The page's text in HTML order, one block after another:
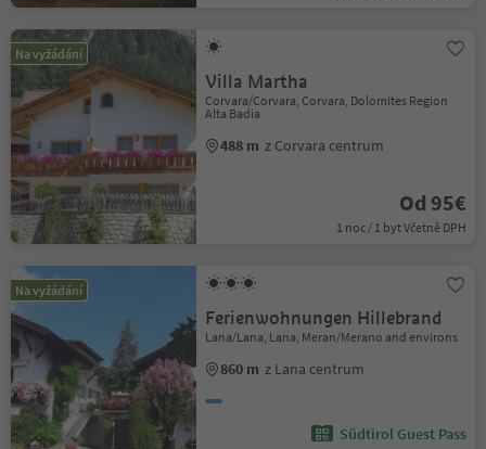
Na vyžádání
Villa Martha
Corvara/Corvara, Corvara, Dolomites Region
Alta Badia
488 m z Corvara centrum
Od 95€
1 noc / 1 byt Včetně DPH
Na vyžádání
Ferienwohnungen Hillebrand
Lana/Lana, Lana, Meran/Merano and environs
860 m z Lana centrum
Südtirol Guest Pass